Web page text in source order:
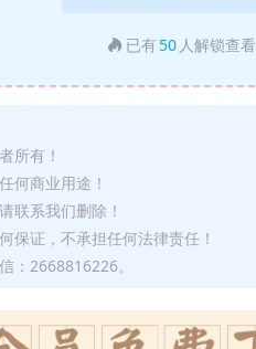
已有 50 人解锁查看
所有！
何商业用途！
联系我们删除！
保证，不承担任何法律责任！
：2668816226。